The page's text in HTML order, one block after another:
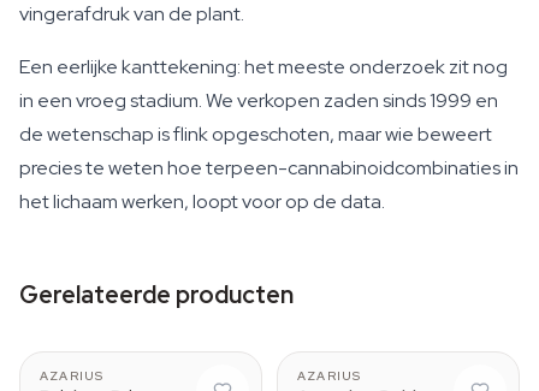
vingerafdruk van de plant.
Een eerlijke kanttekening: het meeste onderzoek zit nog
in een vroeg stadium. We verkopen zaden sinds 1999 en
de wetenschap is flink opgeschoten, maar wie beweert
precies te weten hoe terpeen-cannabinoidcombinaties in
het lichaam werken, loopt voor op de data.
Gerelateerde producten
AZARIUS AZARIUS